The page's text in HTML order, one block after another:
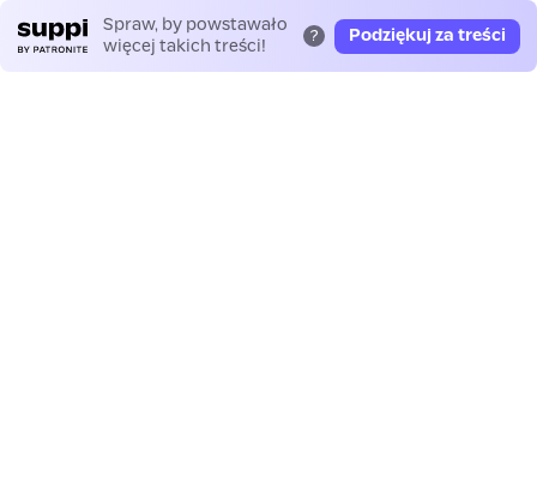
Spraw, by powstawało
więcej takich treści!
? Podziękuj za treści